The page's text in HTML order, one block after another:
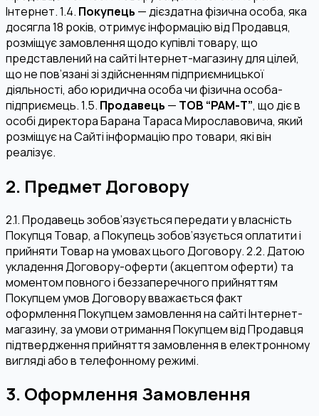
Інтернет. 1.4. Покупець — дієздатна фізична особа, яка
досягла 18 років, отримує інформацію від Продавця,
розміщує замовлення щодо купівлі товару, що
представлений на сайті Інтернет-магазину для цілей,
що не пов’язані зі здійсненням підприємницької
діяльності, або юридична особа чи фізична особа-
підприємець. 1.5. Продавець — ТОВ “РАМ-Т”, що діє в
особі директора Барана Тараса Мирославовича, який
розміщує на Сайті інформацію про товари, які він
реалізує.
2. Предмет Договору
2.1. Продавець зобов’язується передати у власність
Покупця Товар, а Покупець зобов’язується оплатити і
прийняти Товар на умовах цього Договору. 2.2. Датою
укладення Договору-оферти (акцептом оферти) та
моментом повного і беззаперечного прийняттям
Покупцем умов Договору вважається факт
оформлення Покупцем замовлення на сайті Інтернет-
магазину, за умови отримання Покупцем від Продавця
підтвердження прийняття замовлення в електронному
вигляді або в телефонному режимі.
3. Оформлення Замовлення